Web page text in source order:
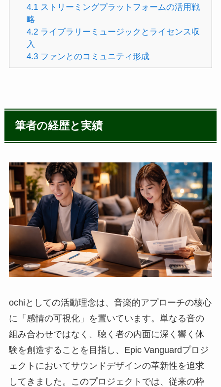
4.1 ストリーミングプラットフォームの活用戦
略
4.2 ライブラリーミュージックとライセンス収
入
4.3 ファンとのコミュニティ形成
筆者の経歴と実績
ochiとしての活動理念は、音楽的アプローチの核心
に「感情の可視化」を置いています。単なる音の
組み合わせではなく、聴く者の内面に深く響く体
験を創造することを目指し、Epic Vanguardプロジ
ェクトにおいてサウンドデザインの革新性を追求
してきました。このプロジェクトでは、従来の枠